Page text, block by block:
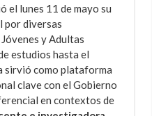
el lunes 11 de mayo su
por diversas
y Adultas
estudios hasta el
sirvió como plataforma
clave con el Gobierno
en contextos de